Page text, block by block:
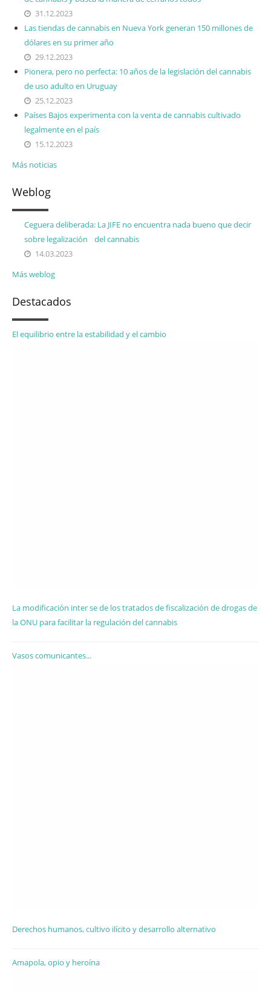
31.12.2023
Las tiendas de cannabis en Nueva York generan 150 millones de
dólares en su primer año
29.12.2023
Pionera, pero no perfecta: 10 años de la legislación del cannabis
de uso adulto en Uruguay
25.12.2023
Países Bajos experimenta con la venta de cannabis cultivado
legalmente en el país
15.12.2023
Más noticias
Weblog
Ceguera deliberada: La JIFE no encuentra nada bueno que decir
sobre legalización del cannabis
14.03.2023
Más weblog
Destacados
El equilibrio entre la estabilidad y el cambio
La modificación inter se de los tratados de fiscalización de drogas de
la ONU para facilitar la regulación del cannabis
Vasos comunicantes...
Derechos humanos, cultivo ilícito y desarrollo alternativo
Amapola, opio y heroína